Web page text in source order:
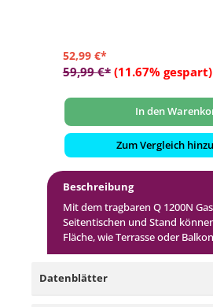
52,99 €*
59,99 €* (11.67% gespart)
In den
Zum Vergleich
Beschreibung
Mit dem tragbaren Q 1200N
Seitentischen und Stand
Fläche, wie Terrasse oder
Datenblätter